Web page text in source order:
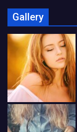
Gallery